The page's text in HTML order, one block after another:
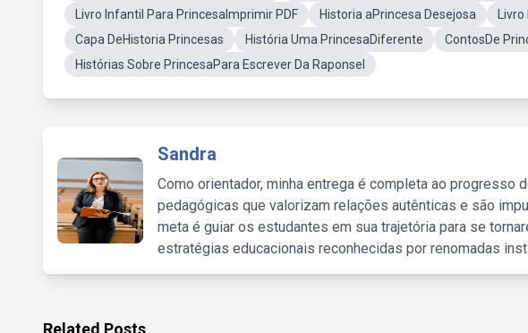
Livro Infantil Para PrincesaImprimir PDF
Historia aPrincesa Desejosa
Capa DeHistoria Princesas
História Uma PrincesaDiferente
ContosDe
Histórias Sobre PrincesaPara Escrever Da Raponsel
Sandra
Como orientador, minha entrega é completa ao progresso
pedagógicas que valorizam relações autênticas e são
meta é guiar os estudantes em sua trajetória para se
estratégias educacionais reconhecidas por renomadas
Related Posts